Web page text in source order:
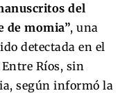
del
de momia”, una
detectada en el
Ríos, sin
según informó la